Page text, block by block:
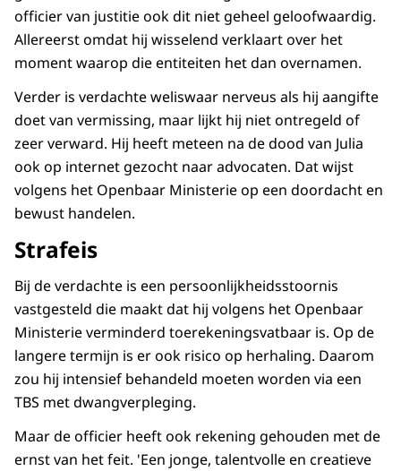
officier van justitie ook dit niet geheel geloofwaardig.
Allereerst omdat hij wisselend verklaart over het
moment waarop die entiteiten het dan overnamen.
Verder is verdachte weliswaar nerveus als hij aangifte
doet van vermissing, maar lijkt hij niet ontregeld of
zeer verward. Hij heeft meteen na de dood van Julia
ook op internet gezocht naar advocaten. Dat wijst
volgens het Openbaar Ministerie op een doordacht en
bewust handelen.
Strafeis
Bij de verdachte is een persoonlijkheidsstoornis
vastgesteld die maakt dat hij volgens het Openbaar
Ministerie verminderd toerekeningsvatbaar is. Op de
langere termijn is er ook risico op herhaling. Daarom
zou hij intensief behandeld moeten worden via een
TBS met dwangverpleging.
Maar de officier heeft ook rekening gehouden met de
ernst van het feit. 'Een jonge, talentvolle en creatieve